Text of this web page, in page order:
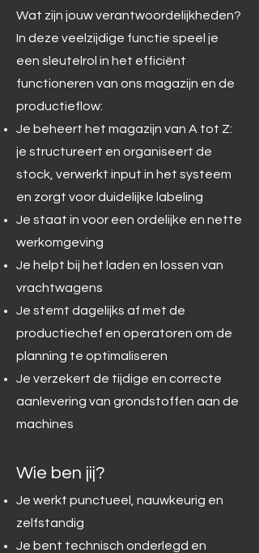
Wat zijn jouw verantwoordelijkheden?
In deze veelzijdige functie speel je
een sleutelrol in het efficiënt
functioneren van ons magazijn en de
productieflow:
Je beheert het magazijn van A tot Z:
je structureert en organiseert de
stock, verwerkt input in het systeem
en zorgt voor duidelijke labeling
Je staat in voor een ordelijke en nette
werkomgeving
Je helpt bij het laden en lossen van
vrachtwagens
Je stemt dagelijks af met de
productiechef en operatoren om de
planning te optimaliseren
Je verzekert de tijdige en correcte
aanlevering van grondstoffen aan de
machines
Wie ben jij?
Je werkt punctueel, nauwkeurig en
zelfstandig
Je bent technisch onderlegd en